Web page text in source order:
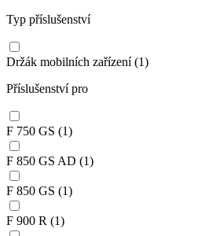
Typ příslušenství
Držák mobilních zařízení(1)
Příslušenství pro
F 750 GS (1)
F 850 GS AD (1)
F 850 GS (1)
F 900 R (1)